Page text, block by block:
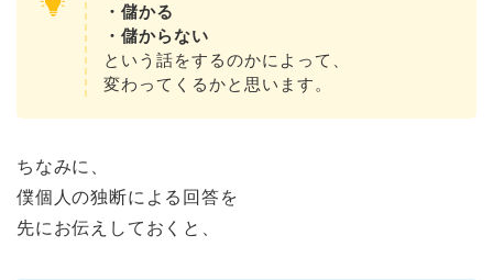
・儲かる
・儲からない
という話をするのかによって、
変わってくるかと思います。
ちなみに、
僕個人の独断による回答を
先にお伝えしておくと、